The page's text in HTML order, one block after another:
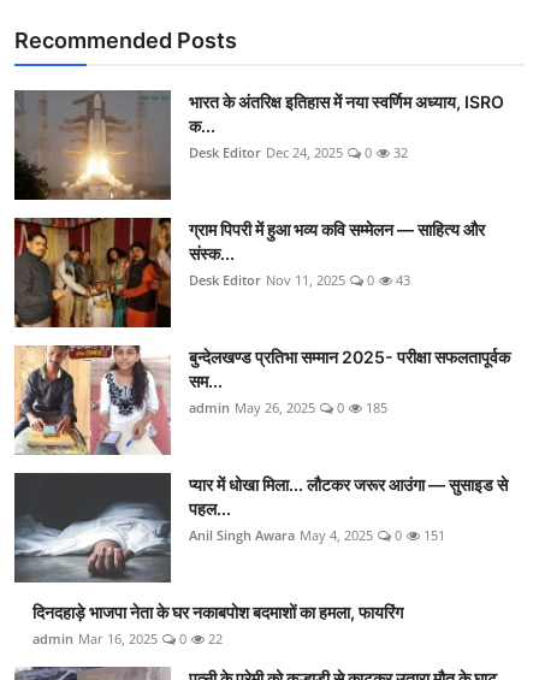
Recommended Posts
भारत के अंतरिक्ष इतिहास में नया स्वर्णिम अध्याय, ISRO
क...
Desk Editor Dec 24, 2025 0 32
ग्राम पिपरी में हुआ भव्य कवि सम्मेलन — साहित्य और
संस्क...
Desk Editor Nov 11, 2025 0 43
बुन्देलखण्ड प्रतिभा सम्मान 2025- परीक्षा सफलतापूर्वक
सम...
admin May 26, 2025 0 185
प्यार में धोखा मिला... लौटकर जरूर आउंगा — सुसाइड से
पहल...
Anil Singh Awara May 4, 2025 0 151
दिनदहाड़े भाजपा नेता के घर नकाबपोश बदमाशों का हमला, फायरिंग
admin Mar 16, 2025 0 22